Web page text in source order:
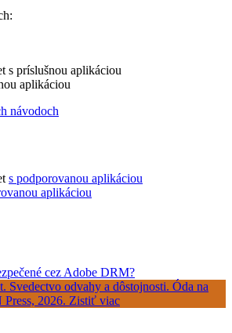
s príslušnou aplikáciou
aplikáciou
návodoch
s podporovanou aplikáciou
aplikáciou
cez Adobe DRM?